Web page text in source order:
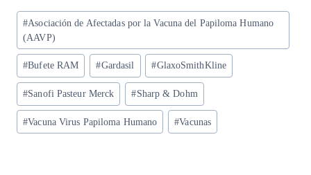
ts
p
p
eg
m
eb
o
o
k
ke
n
ai re
Etiquetas
de
la
entrada:
#Asociación de Afectadas por la Vacuna del Papiloma Humano
(AAVP)
#Bufete RAM #Gardasil #GlaxoSmithKline
#Sanofi Pasteur Merck #Sharp & Dohm
#Vacuna Virus Papiloma Humano #Vacunas